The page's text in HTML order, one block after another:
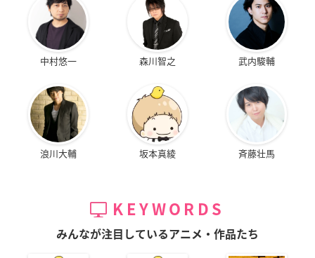
中村悠一 森川智之 武内駿輔
浪川大輔 坂本真綾 斉藤壮馬
KEYWORDS
みんなが注目しているアニメ・作品たち